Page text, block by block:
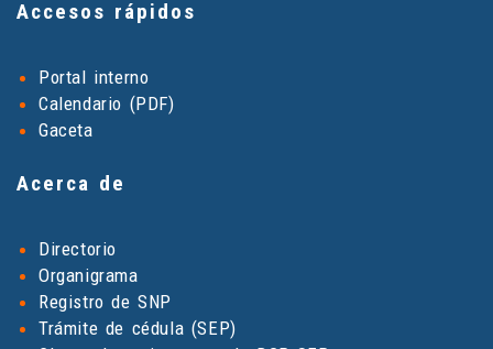
Accesos rápidos
Portal interno
Calendario (PDF)
Gaceta
Acerca de
Directorio
Organigrama
Registro de SNP
Trámite de cédula (SEP)